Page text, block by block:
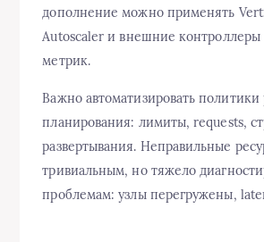
дополнение можно применять
Autoscaler и внешние контроллеры
метрик.
Важно автоматизировать политики
планирования: лимиты, requests,
развертывания. Неправильные
тривиальным, но тяжело
проблемам: узлы перегружены,